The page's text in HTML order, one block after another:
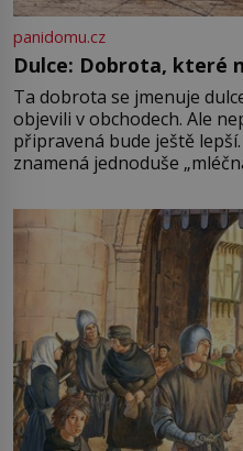
panidomu.cz
Dulce: Dobrota, které
Ta dobrota se jmenuje
objevili v obchodech. Ale
připravená bude ještě
znamená jednoduše
pře hned několik
Francie, kde se traduje,